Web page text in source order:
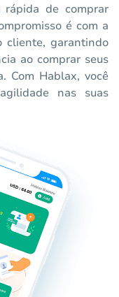
de comprar
é com a
cliente, garantindo
ao comprar seus
Com Hablax, você
nas suas